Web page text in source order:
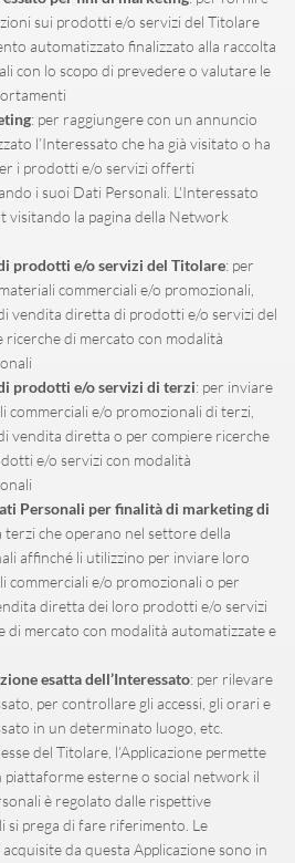
sui prodotti e/o servizi del Titolare
automatizzato finalizzato alla raccolta
con lo scopo di prevedere o valutare le
: per raggiungere con un annuncio
l’Interessato che ha già visitato o ha
i prodotti e/o servizi offerti
i suoi Dati Personali. L'Interessato
visitando la pagina della Network
prodotti e/o servizi del Titolare: per
commerciali e/o promozionali,
vendita diretta di prodotti e/o servizi del
ricerche di mercato con modalità
prodotti e/o servizi di terzi: per inviare
commerciali e/o promozionali di terzi,
vendita diretta o per compiere ricerche
e/o servizi con modalità
Personali per finalità di marketing di
terzi che operano nel settore della
affinché li utilizzino per inviare loro
commerciali e/o promozionali o per
diretta dei loro prodotti e/o servizi
di mercato con modalità automatizzate e
esatta dell’Interessato: per rilevare
per controllare gli accessi, gli orari e
in un determinato luogo, etc.
del Titolare, l’Applicazione permette
esterne o social network il
è regolato dalle rispettive
si prega di fare riferimento. Le
da questa Applicazione sono in